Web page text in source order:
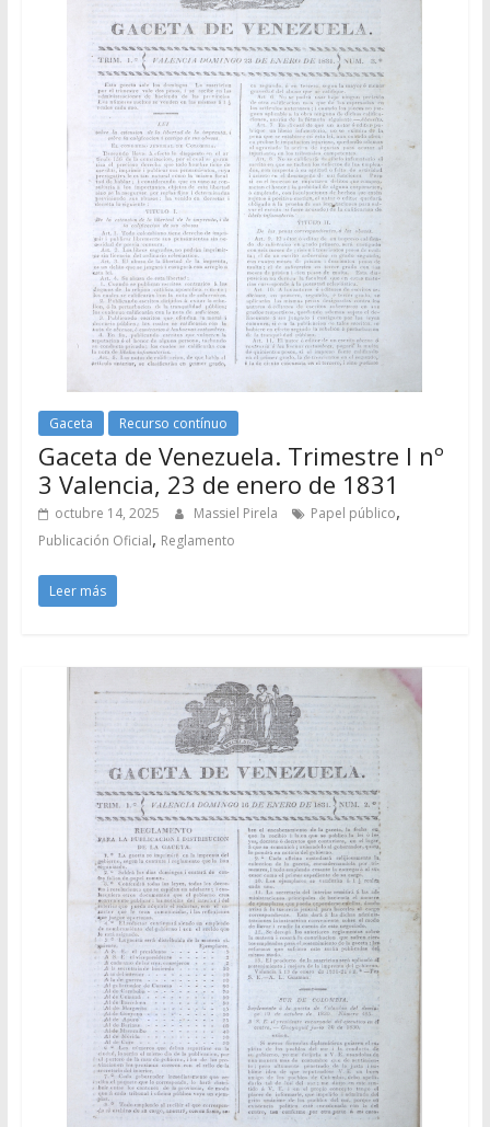
Gaceta Recurso contínuo
Gaceta de Venezuela. Trimestre I nº
3 Valencia, 23 de enero de 1831
octubre 14, 2025 Massiel Pirela Papel público,
Publicación Oficial, Reglamento
Leer más